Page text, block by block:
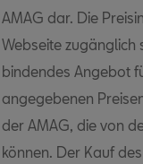
AMAG dar. Die
Webseite zugänglich
bindendes Angebot
angegebenen
der AMAG, die von
können. Der Kauf